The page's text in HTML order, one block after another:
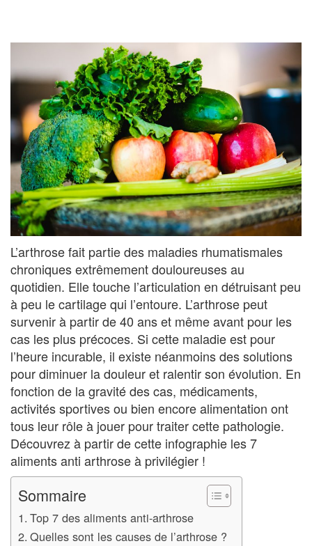
L’arthrose fait partie des maladies rhumatismales
chroniques extrêmement douloureuses au
quotidien. Elle touche l’articulation en détruisant peu
à peu le cartilage qui l’entoure. L’arthrose peut
survenir à partir de 40 ans et même avant pour les
cas les plus précoces. Si cette maladie est pour
l’heure incurable, il existe néanmoins des solutions
pour diminuer la douleur et ralentir son évolution. En
fonction de la gravité des cas, médicaments,
activités sportives ou bien encore alimentation ont
tous leur rôle à jouer pour traiter cette pathologie.
Découvrez à partir de cette infographie les 7
aliments anti arthrose à privilégier !
Sommaire
Top 7 des aliments anti-arthrose
Quelles sont les causes de l’arthrose ?